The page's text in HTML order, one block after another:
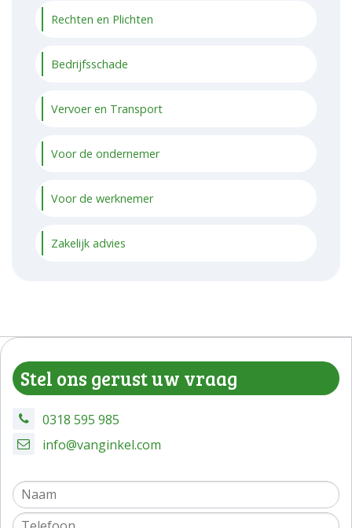
Rechten en Plichten
Bedrijfsschade
Vervoer en Transport
Voor de ondernemer
Voor de werknemer
Zakelijk advies
Stel ons gerust uw vraag
0318 595 985
info@vanginkel.com